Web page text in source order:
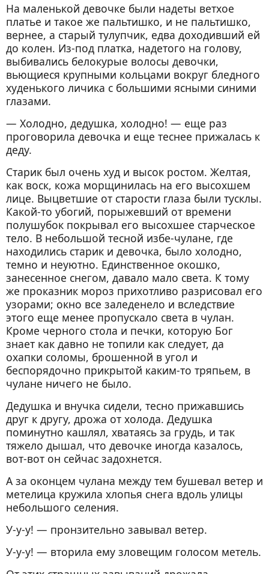
На маленькой девочке были надеты ветхое
платье и такое же пальтишко, и не пальтишко,
вернее, а старый тулупчик, едва доходивший ей
до колен. Из-под платка, надетого на голову,
выбивались белокурые волосы девочки,
вьющиеся крупными кольцами вокруг бледного
худенького личика с большими ясными синими
глазами.
— Холодно, дедушка, холодно! — еще раз
проговорила девочка и еще теснее прижалась к
деду.
Старик был очень худ и высок ростом. Желтая,
как воск, кожа морщинилась на его высохшем
лице. Выцветшие от старости глаза были тусклы.
Какой-то убогий, порыжевший от времени
полушубок покрывал его высохшее старческое
тело. В небольшой тесной избе-чулане, где
находились старик и девочка, было холодно,
темно и неуютно. Единственное окошко,
занесенное снегом, давало мало света. К тому
же проказник мороз прихотливо разрисовал его
узорами; окно все заледенело и вследствие
этого еще менее пропускало света в чулан.
Кроме черного стола и печки, которую Бог
знает как давно не топили как следует, да
охапки соломы, брошенной в угол и
беспорядочно прикрытой каким-то тряпьем, в
чулане ничего не было.
Дедушка и внучка сидели, тесно прижавшись
друг к другу, дрожа от холода. Дедушка
поминутно кашлял, хватаясь за грудь, и так
тяжело дышал, что девочке иногда казалось,
вот-вот он сейчас задохнется.
А за оконцем чулана между тем бушевал ветер и
метелица кружила хлопья снега вдоль улицы
небольшого селения.
У-у-у! — пронзительно завывал ветер.
У-у-у! — вторила ему зловещим голосом метель.